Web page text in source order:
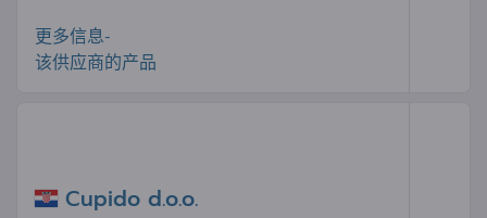
更多信息-
该供应商的产品
Cupido d.o.o.